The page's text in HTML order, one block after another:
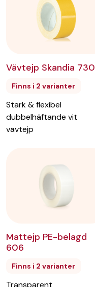
Vävtejp Skandia 730
Finns i 2 varianter
Stark & flexibel
dubbelhäftande vit
vävtejp
Mattejp PE-belagd
606
Finns i 2 varianter
Transparent